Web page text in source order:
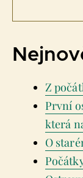
Z
První
která
O